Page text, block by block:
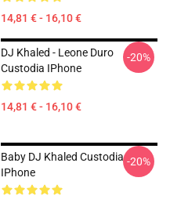
14,81 € - 16,10 €
DJ Khaled - Leone Duro
Custodia IPhone
14,81 € - 16,10 €
-20%
Baby DJ Khaled Custodia
IPhone
-20%